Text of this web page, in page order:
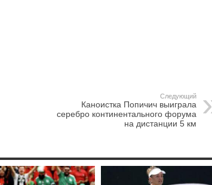
Следующий
Каноистка Попичич выиграла
серебро континентального форума
на дистанции 5 км